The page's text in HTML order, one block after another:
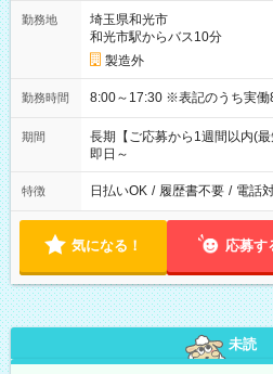
勤務地
埼玉県和光市
和光市駅からバス10分
製造外
勤務時間 8:00～17:30 ※表記のうち
期間
長期【ご応募から1週間以内(
即日～
特徴 日払いOK / 履歴書不要 / 電話
気になる！ 応募す
未読